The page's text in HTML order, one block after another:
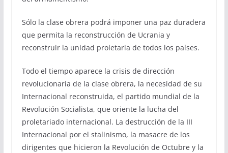
Sólo la clase obrera podrá imponer una paz duradera
que permita la reconstrucción de Ucrania y
reconstruir la unidad proletaria de todos los países.
Todo el tiempo aparece la crisis de dirección
revolucionaria de la clase obrera, la necesidad de su
Internacional reconstruida, el partido mundial de la
Revolución Socialista, que oriente la lucha del
proletariado internacional. La destrucción de la III
Internacional por el stalinismo, la masacre de los
dirigentes que hicieron la Revolución de Octubre y la